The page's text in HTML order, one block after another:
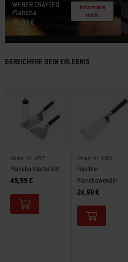
WEBER CRAFTED
Plancha
99,99 €
Informiere
mich
BEREICHERE DEIN ERLEBNIS
Artikel-Nr.: 6777
Plancha-Starter-Set
49,99 €
Artikel-Nr.: 6780
Flexibler
Planchawender
24,99 €